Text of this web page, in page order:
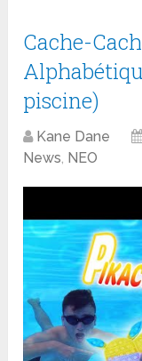
Cache-
piscine)
Kane Dane
News, NEO